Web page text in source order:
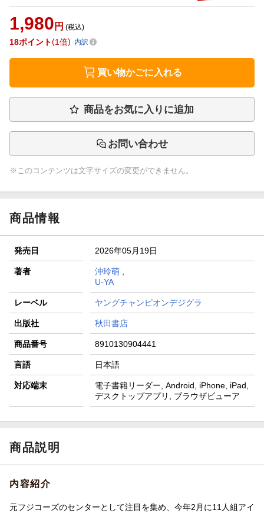
1,980 円 (税込)
18ポイント 1倍 内訳
買い物かごに入れる
商品をお気に入りに追加
お問い合わせ
※このコンテンツは文字サイズの変更ができません。
商品情報
発売日 2026年05月19日
著者 沖玲萌,
U-YA
レーベル ヤングチャンピオンデジグラ
出版社 秋田書店
商品番号 8910130904441
言語 日本語
対応端末
電子書籍リーダー, Android, iPhone, iPad,
デスクトップアプリ, ブラウザビューア
商品説明
内容紹介
元フジコーズのセンターとして注目を集め、今年2月に11人組アイ